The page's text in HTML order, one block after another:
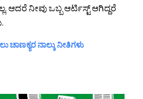
ಆದರೆ ನೀವು ಒಬ್ಬ ಆರ್ಟಿಸ್ಟ್ ಆಗಿದ್ದರೆ
ಚಾಣಕ್ಯರ ನಾಲ್ಕು ನೀತಿಗಳು